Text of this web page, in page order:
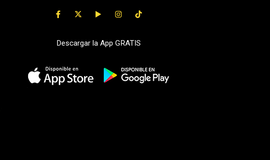
Descargar la App GRATIS